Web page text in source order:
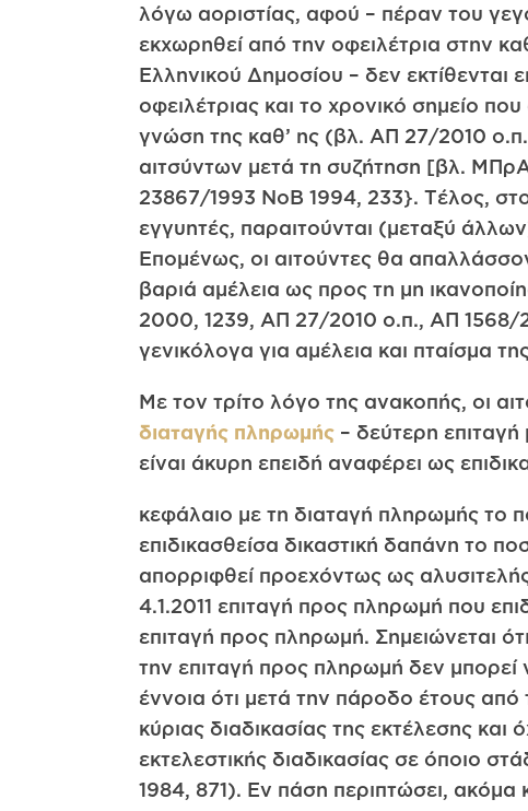
λόγω αοριστίας, αφού – πέραν του
εκχωρηθεί από την οφειλέτρια στην
Ελληνικού Δημοσίου – δεν εκτίθενται
οφειλέτριας και το χρονικό σημείο
γνώση της καθ’ ης (βλ. ΑΠ 27/2010
αιτσύντων μετά τη συζήτηση [βλ.
23867/1993 ΝοΒ 1994, 233}. Τέλος,
εγγυητές, παραιτούνται (μεταξύ
Επομένως, οι αιτούντες θα
βαριά αμέλεια ως προς τη μη
2000, 1239, ΑΠ 27/2010 ο.π., ΑΠ 1568/
γενικόλογα για αμέλεια και πταίσμα
Με τον τρίτο λόγο της ανακοπής, οι
διαταγής πληρωμής – δεύτερη
είναι άκυρη επειδή αναφέρει ως
κεφάλαιο με τη διαταγή πληρωμής το
επιδικασθείσα δικαστική δαπάνη το
απορριφθεί προεχόντως ως
4.1.2011 επιταγή προς πληρωμή που
επιταγή προς πληρωμή. Σημειώνεται
την επιταγή προς πληρωμή δεν μπορεί
έννοια ότι μετά την πάροδο έτους από
κύριας διαδικασίας της εκτέλεσης
εκτελεστικής διαδικασίας σε όποιο
1984, 871). Εν πάση περιπτώσει, ακόμα